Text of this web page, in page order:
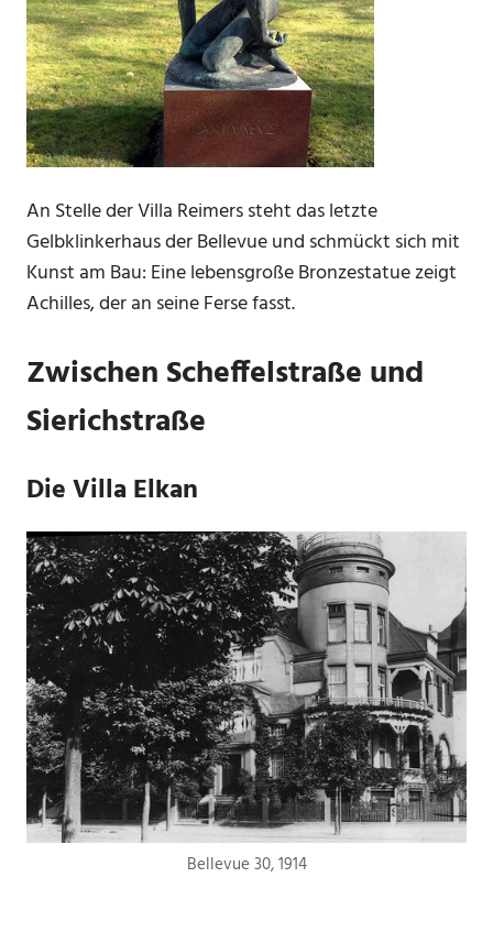
An Stelle der Villa Reimers steht das letzte
Gelbklinkerhaus der Bellevue und schmückt sich mit
Kunst am Bau: Eine lebensgroße Bronzestatue zeigt
Achilles, der an seine Ferse fasst.
Zwischen Scheffelstraße und
Sierichstraße
Die Villa Elkan
Bellevue 30, 1914